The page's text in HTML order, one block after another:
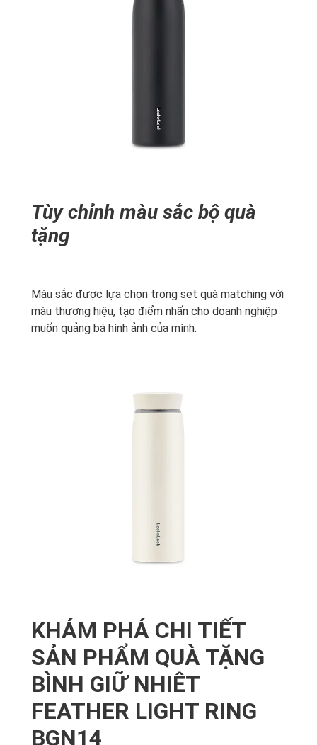
Tùy chỉnh màu sắc bộ quà
tặng
Màu sắc được lựa chọn trong set quà matching với
màu thương hiệu, tạo điểm nhấn cho doanh nghiệp
muốn quảng bá hình ảnh của mình.
KHÁM PHÁ CHI TIẾT
SẢN PHẨM QUÀ TẶNG
BÌNH GIỮ NHIÊT
FEATHER LIGHT RING
BGN14